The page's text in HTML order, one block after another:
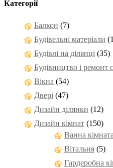
Категорії
Балкон (7)
Будівельні матеріали
Будівлі на ділянці (35)
Будівництво і ремонт
Вікна (54)
Двері (47)
Дизайн ділянки (12)
Дизайн кімнат (150)
Ванна
Вітальня (5)
Гардеробна